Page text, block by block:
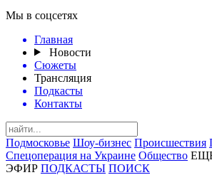
Мы в соцсетях
Главная
Новости
Сюжеты
Трансляция
Подкасты
Контакты
Подмосковье Шоу-бизнес Происшествия
Спецоперация на Украине Общество
ЭФИР ПОДКАСТЫ ПОИСК